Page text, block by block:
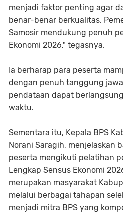
menjadi faktor penting agar
benar-benar berkualitas.
Samosir mendukung penuh
Ekonomi 2026," tegasnya.
Ia berharap para peserta
dengan penuh tanggung
pendataan dapat
waktu.
Sementara itu, Kepala BPS
Norani Saragih, menjelaskan
peserta mengikuti pelatihan
Lengkap Sensus Ekonomi
merupakan masyarakat
melalui berbagai tahapan
menjadi mitra BPS yang